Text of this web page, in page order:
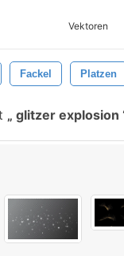
Vektoren
Fackel Platzen
glitzer explosion